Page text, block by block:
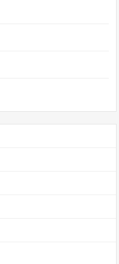
是小刚却一点也不
玻璃吧。”于是，我
看到我们诚恳的样
他听说小区后面的
可能藏着宝藏，就拉
岖的山路走了很久，
最后并没有找到宝
激又有趣的下午。